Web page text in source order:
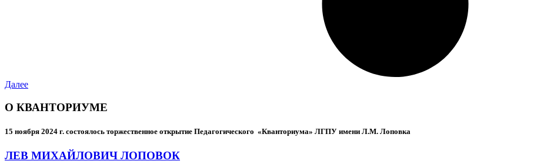
Далее
О КВАНТОРИУМЕ
15 ноября 2024 г. состоялось торжественное открытие Педагогического «Кванториума» ЛГПУ имени Л.М. Лоповка
ЛЕВ МИХАЙЛОВИЧ ЛОПОВОК